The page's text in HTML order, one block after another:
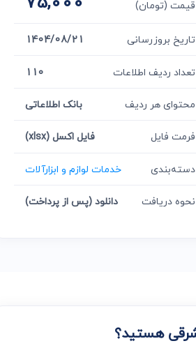
قیمت (تومان)
تاریخ بروزرسانی
1404/08/21
تعداد ردیف اطلاعات
110
محتوای هر ردیف
بانک اطلاعاتی
فرمت فایل
فایل اکسل (xlsx)
دسته‌بندی
خدمات لوازم و ابزارآلات
نحوه دریافت
دانلود (پس از پرداخت)
هستید؟